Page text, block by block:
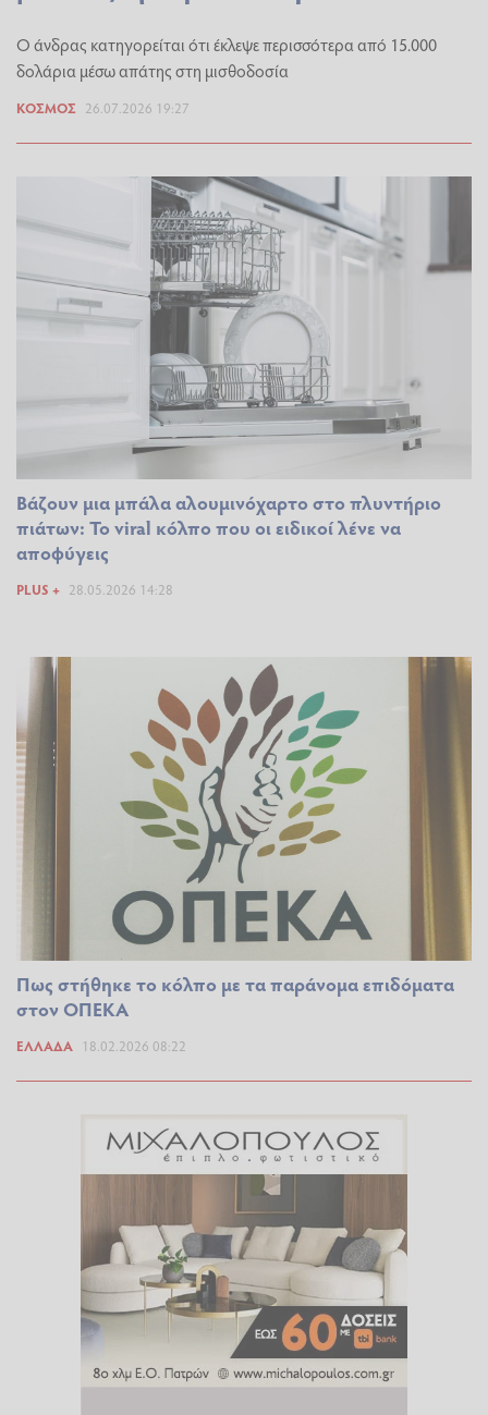
Ο άνδρας κατηγορείται ότι έκλεψε περισσότερα από 15.000
δολάρια μέσω απάτης στη μισθοδοσία
ΚΌΣΜΟΣ 26.07.2026 19:27
Βάζουν μια μπάλα αλουμινόχαρτο στο πλυντήριο
πιάτων: Το viral κόλπο που οι ειδικοί λένε να
αποφύγεις
PLUS + 28.05.2026 14:28
Πως στήθηκε το κόλπο με τα παράνομα επιδόματα
στον ΟΠΕΚΑ
ΕΛΛΆΔΑ 18.02.2026 08:22